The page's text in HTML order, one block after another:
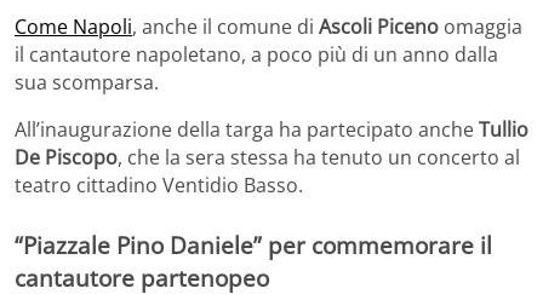
Come Napoli, anche il comune di Ascoli Piceno omaggia
il cantautore napoletano, a poco più di un anno dalla
sua scomparsa.
All’inaugurazione della targa ha partecipato ancheTullio
De Piscopo, che la sera stessa ha tenuto un concerto al
teatro cittadino Ventidio Basso.
“Piazzale Pino Daniele” per commemorare il
cantautore partenopeo